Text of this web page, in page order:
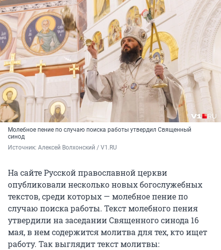
Молебное пение по случаю поиска работы утвердил Священный
синод
Источник: Алексей Волхонский / V1.RU
На сайте Русской православной церкви
опубликовали несколько новых богослужебных
текстов, среди которых — молебное пение по
случаю поиска работы. Текст молебного пения
утвердили на заседании Священного синода 16
мая, в нем содержится молитва для тех, кто ищет
работу. Так выглядит текст молитвы: